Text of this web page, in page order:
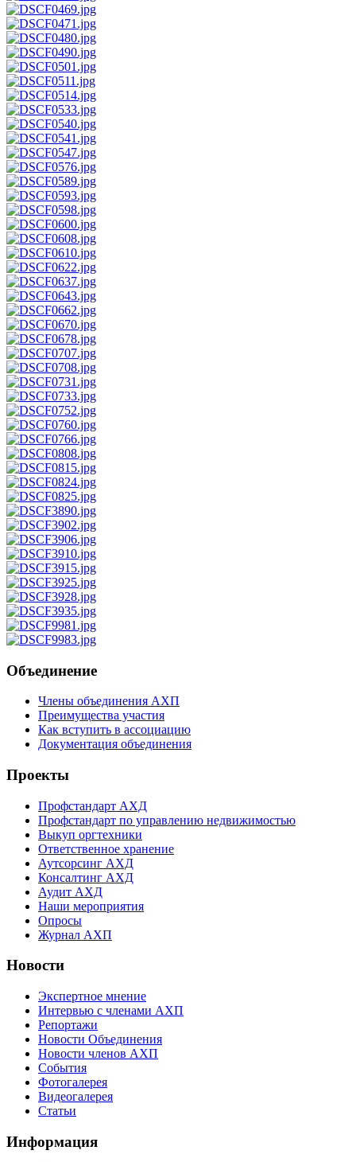
Объединение
Члены объединения АХП
Преимущества участия
Как вступить в ассоциацию
Документация объединения
Проекты
Профстандарт АХД
Профстандарт по управлению недвижимостью
Выкуп оргтехники
Ответственное хранение
Аутсорсинг АХД
Консалтинг АХД
Аудит АХД
Наши мероприятия
Опросы
Журнал АХП
Новости
Экспертное мнение
Интервью с членами АХП
Репортажи
Новости Объединения
Новости членов АХП
События
Фотогалерея
Видеогалерея
Статьи
Информация